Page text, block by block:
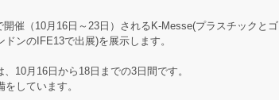
催（10月16日～23日）されるK-Messe(プラスチックとゴ
ンのIFE13で出展)を展示します。
10月16日から18日までの3日間です。
しています。